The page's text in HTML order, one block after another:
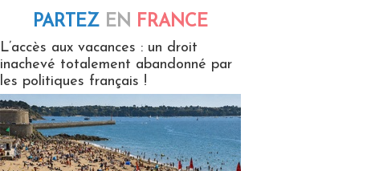
PARTEZ EN FRANCE
L’accès aux vacances : un droit
inachevé totalement abandonné par
les politiques français !